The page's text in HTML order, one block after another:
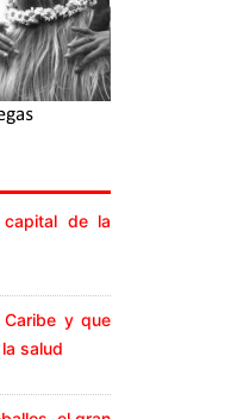
de la
y que
salud